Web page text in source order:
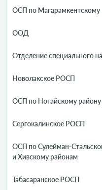
ОСП по Магарамкентскому
ООД
Отделение специального
Новолакское РОСП
ОСП по Ногайскому
Сергокалинское РОСП
ОСП по Сулейман-
и Хивскому районам
Табасаранское РОСП